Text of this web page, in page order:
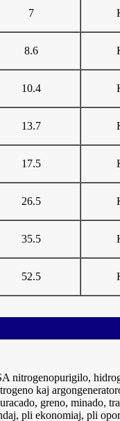
7
8.6
10.4
13.7
17.5
26.5
35.5
52.5
nitrogenopurigilo,
kaj
greno, minado,
pli ekonomiaj, pli